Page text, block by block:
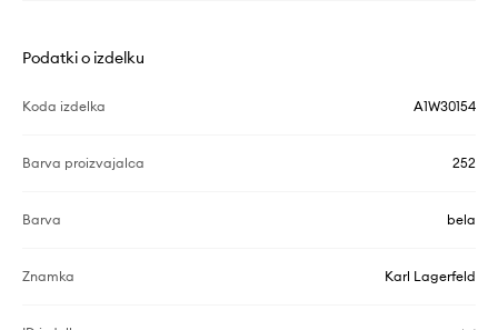
Podatki o izdelku
Koda izdelka A1W30154
Barva proizvajalca 252
Barva bela
Znamka Karl Lagerfeld